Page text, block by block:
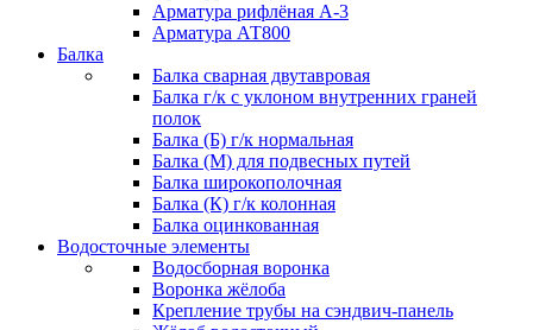
Арматура рифлёная А-3
Арматура АТ800
Балка
Балка сварная двутавровая
Балка г/к с уклоном внутренних граней
полок
Балка (Б) г/к нормальная
Балка (М) для подвесных путей
Балка широкополочная
Балка (К) г/к колонная
Балка оцинкованная
Водосточные элементы
Водосборная воронка
Воронка жёлоба
Крепление трубы на сэндвич-панель